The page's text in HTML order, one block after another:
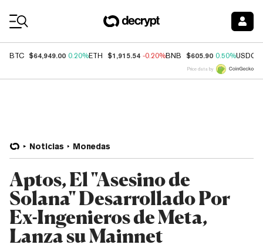
BTC $64,949.00 0.20%ETH $1,915.54 -0.20%BNB $605.90 0.50%USDC
Price data by
Noticias Monedas
Aptos, El "Asesino de
Solana" Desarrollado Por
Ex-Ingenieros de Meta,
Lanza su Mainnet